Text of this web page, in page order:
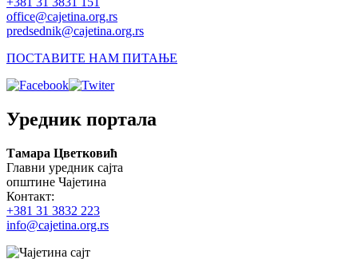
office@cajetina.org.rs
predsednik@cajetina.org.rs
ПОСТАВИТЕ НАМ ПИТАЊЕ
Уредник портала
Тамара Цветковић
Главни уредник сајта
општине Чајетина
Контакт:
+381 31 3832 223
info@cajetina.org.rs